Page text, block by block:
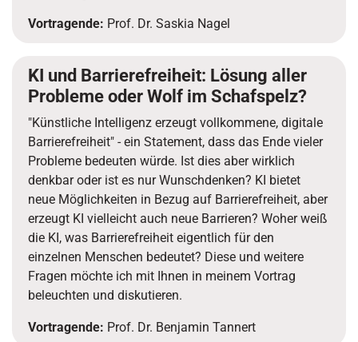
Vortragende: Prof. Dr. Saskia Nagel
KI und Barrierefreiheit: Lösung aller
Probleme oder Wolf im Schafspelz?
"Künstliche Intelligenz erzeugt vollkommene, digitale
Barrierefreiheit" - ein Statement, dass das Ende vieler
Probleme bedeuten würde. Ist dies aber wirklich
denkbar oder ist es nur Wunschdenken? KI bietet
neue Möglichkeiten in Bezug auf Barrierefreiheit, aber
erzeugt KI vielleicht auch neue Barrieren? Woher weiß
die KI, was Barrierefreiheit eigentlich für den
einzelnen Menschen bedeutet? Diese und weitere
Fragen möchte ich mit Ihnen in meinem Vortrag
beleuchten und diskutieren.
Vortragende: Prof. Dr. Benjamin Tannert